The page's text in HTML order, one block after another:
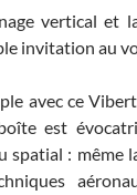
vertical et
invitation au
avec ce
est
spatial : même